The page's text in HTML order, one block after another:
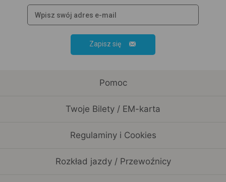
Zapisz się
Pomoc
Twoje Bilety / EM-karta
Regulaminy i Cookies
Rozkład jazdy / Przewoźnicy